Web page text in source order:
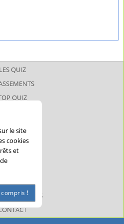
LES QUIZ
QUIZ
AIDE
LÉGALES
le site
cookies
et
compris !